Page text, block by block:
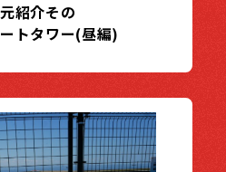
紹介その
ー(昼編)